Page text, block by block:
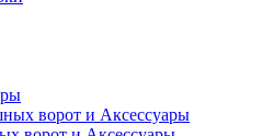
ворот и Аксессуары